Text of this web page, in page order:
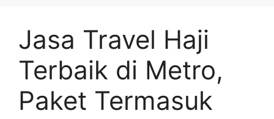
Jasa Travel Haji
Terbaik di Metro,
Paket Termasuk